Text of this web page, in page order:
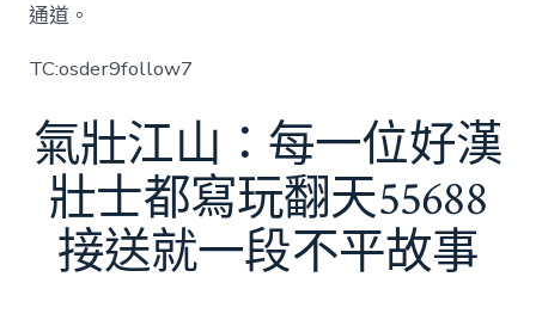
通道。
TC:osder9follow7
氣壯江山：每一位好漢
壯士都寫玩翻天55688
接送就一段不平故事